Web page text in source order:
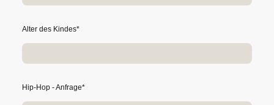
Alter des Kindes*
Hip-Hop - Anfrage*